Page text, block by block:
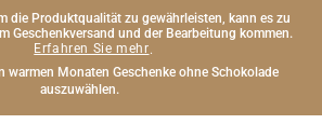
die Produktqualität zu gewährleisten, kann es zu
Geschenkversand und der Bearbeitung kommen.
Erfahren Sie mehr.
warmen Monaten Geschenke ohne Schokolade
auszuwählen.